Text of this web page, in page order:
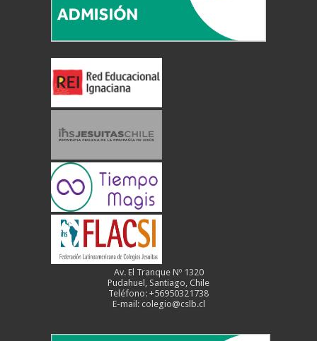
Av. El Tranque Nº 1320
Pudahuel, Santiago, Chile
Teléfono: +56950321738
E-mail: colegio@cslb.cl